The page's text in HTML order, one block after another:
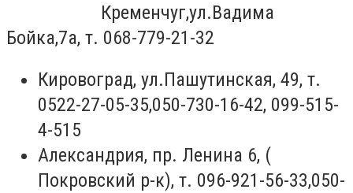
Кременчуг,ул.Вадима
Бойка,7а, т. 068-779-21-32
Кировоград, ул.Пашутинская, 49, т.
0522-27-05-35,050-730-16-42, 099-515-
4-515
Александрия, пр. Ленина 6, (
Покровский р-к), т. 096-921-56-33,050-